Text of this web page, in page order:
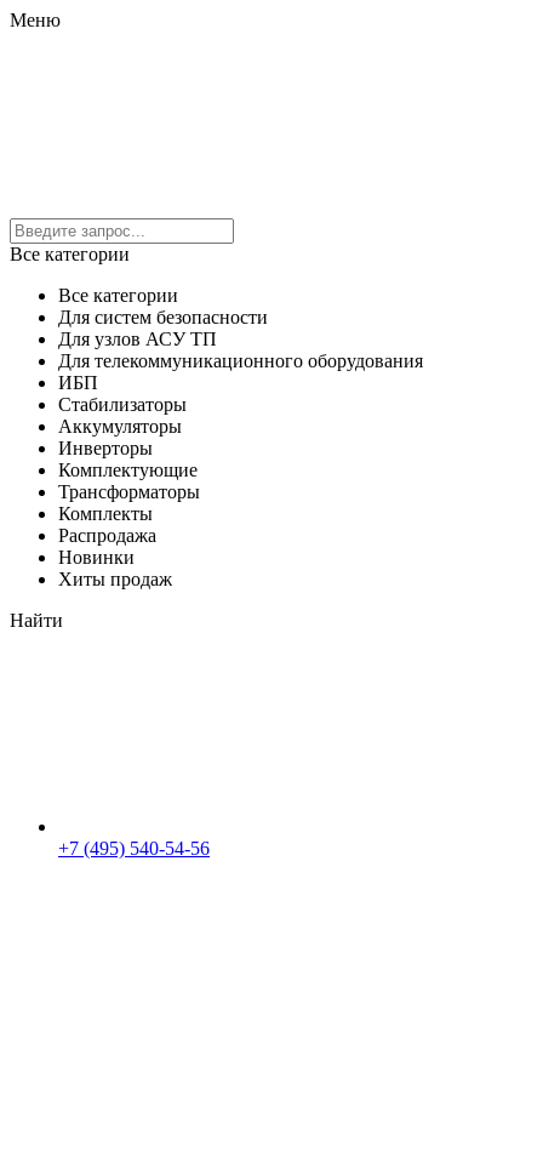
Меню
Все категории
Все категории
Для систем безопасности
Для узлов АСУ ТП
Для телекоммуникационного оборудования
ИБП
Стабилизаторы
Аккумуляторы
Инверторы
Комплектующие
Трансформаторы
Комплекты
Распродажа
Новинки
Хиты продаж
Найти
+7 (495) 540-54-56